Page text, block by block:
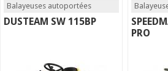
Balayeuses autoportées
DUSTEAM SW 115BP
PRO